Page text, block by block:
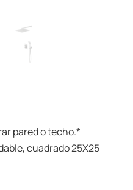
pared o techo.*
cuadrado 25X25